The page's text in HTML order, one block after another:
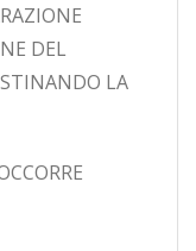
DEL
LA